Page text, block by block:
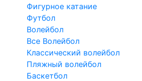
Фигурное катание
Футбол
Волейбол
Все Волейбол
Классический волейбол
Пляжный волейбол
Баскетбол